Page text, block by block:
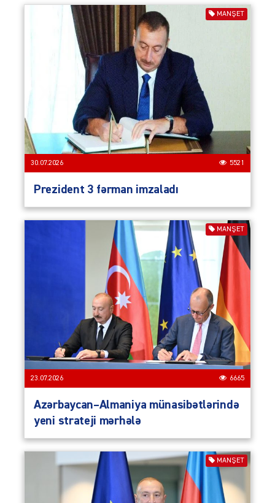
MANŞET
30.07.2026 5521
Prezident 3 fərman imzaladı
MANŞET
23.07.2026 6665
Azərbaycan–Almaniya münasibətlərində
yeni strateji mərhələ
MANŞET